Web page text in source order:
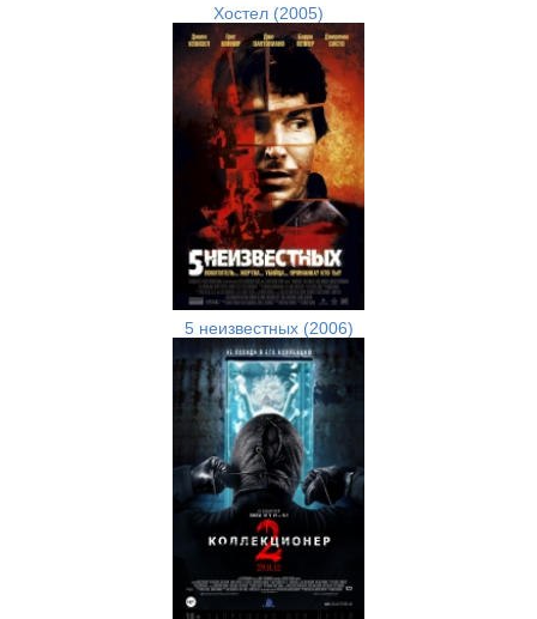
Хостел (2005)
5 неизвестных (2006)